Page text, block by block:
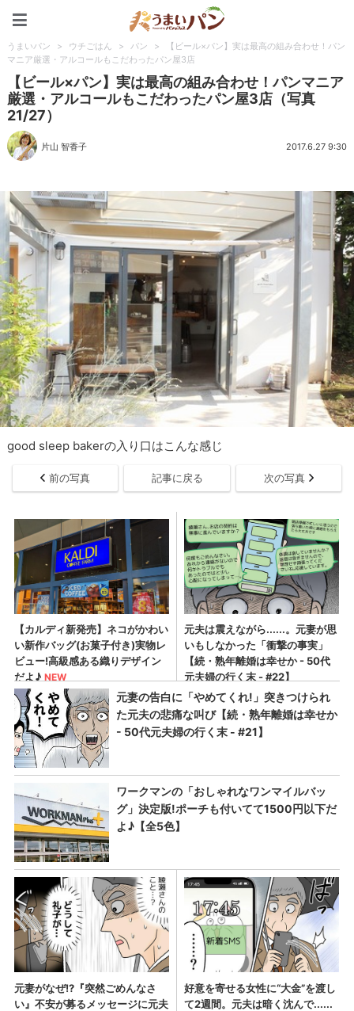
うまいパン > ウチごはん > パン >
【ビール×パン】実は最高の組み合わせ！パン
マニア厳選・アルコールもこだわったパン屋3店
【ビール×パン】実は最高の組み合わせ！パンマニア
厳選・アルコールもこだわったパン屋3店（写真
21/27）
片山 智香子 2017.6.27 9:30
good sleep bakerの入り口はこんな感じ
前の写真 記事に戻る 次の写真